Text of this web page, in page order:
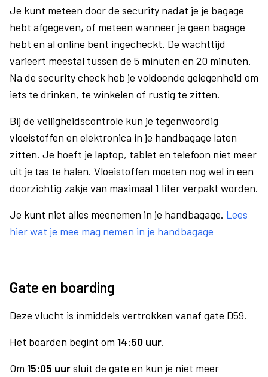
Je kunt meteen door de security nadat je je bagage
hebt afgegeven, of meteen wanneer je geen bagage
hebt en al online bent ingecheckt. De wachttijd
varieert meestal tussen de 5 minuten en 20 minuten.
Na de security check heb je voldoende gelegenheid om
iets te drinken, te winkelen of rustig te zitten.
Bij de veiligheidscontrole kun je tegenwoordig
vloeistoffen en elektronica in je handbagage laten
zitten. Je hoeft je laptop, tablet en telefoon niet meer
uit je tas te halen. Vloeistoffen moeten nog wel in een
doorzichtig zakje van maximaal 1 liter verpakt worden.
Je kunt niet alles meenemen in je handbagage. Lees
hier wat je mee mag nemen in je handbagage
Gate en boarding
Deze vlucht is inmiddels vertrokken vanaf gate D59.
Het boarden begint om 14:50 uur.
Om 15:05 uursluit de gate en kun je niet meer